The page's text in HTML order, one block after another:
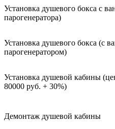
Установка душевого бокса с
парогенератора)
Установка душевого бокса (с
парогенератором)
Установка душевой кабины
80000 руб. + 30%)
Демонтаж душевой кабины